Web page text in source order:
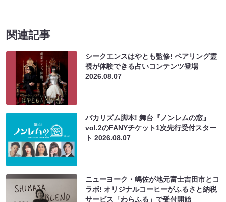
関連記事
シークエンスはやとも監修! ペアリング霊
視が体験できる占いコンテンツ登場
2026.08.07
バカリズム脚本! 舞台『ノンレムの窓』
vol.2のFANYチケット1次先行受付スター
ト2026.08.07
ニューヨーク・嶋佐が地元富士吉田市とコ
ラボ! オリジナルコーヒーがふるさと納税
サービス「わらふる」で受付開始